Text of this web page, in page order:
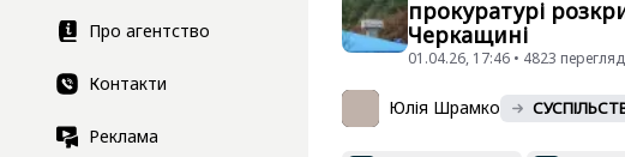
Про агентство
Контакти
Реклама
прокуратурі
Черкащині
01.04.26, 17:46 • 4823
Юлія Шрамко